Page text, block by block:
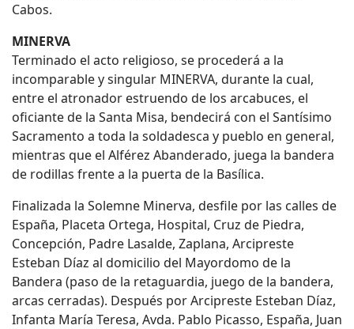
Cabos.
MINERVA
Terminado el acto religioso, se procederá a la
incomparable y singular MINERVA, durante la cual,
entre el atronador estruendo de los arcabuces, el
oficiante de la Santa Misa, bendecirá con el Santísimo
Sacramento a toda la soldadesca y pueblo en general,
mientras que el Alférez Abanderado, juega la bandera
de rodillas frente a la puerta de la Basílica.
Finalizada la Solemne Minerva, desfile por las calles de
España, Placeta Ortega, Hospital, Cruz de Piedra,
Concepción, Padre Lasalde, Zaplana, Arcipreste
Esteban Díaz al domicilio del Mayordomo de la
Bandera (paso de la retaguardia, juego de la bandera,
arcas cerradas). Después por Arcipreste Esteban Díaz,
Infanta María Teresa, Avda. Pablo Picasso, España, Juan